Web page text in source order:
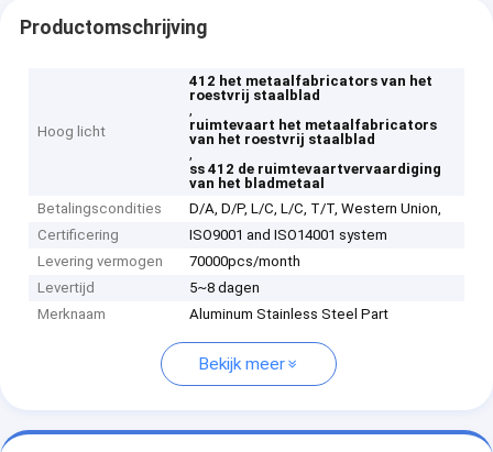
Productomschrijving
Hoog licht
412 het metaalfabricators van het
roestvrij staalblad
,
ruimtevaart het metaalfabricators
van het roestvrij staalblad
,
ss 412 de ruimtevaartvervaardiging
van het bladmetaal
Betalingscondities
D/A, D/P, L/C, L/C, T/T, Western Union,
Certificering
ISO9001 and ISO14001 system
Levering vermogen
70000pcs/month
Levertijd
5~8 dagen
Merknaam
Aluminum Stainless Steel Part
Bekijk meer